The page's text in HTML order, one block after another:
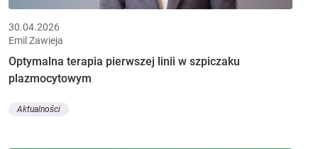
30.04.2026
Emil Zawieja
Optymalna terapia pierwszej linii w szpiczaku
plazmocytowym
Aktualności